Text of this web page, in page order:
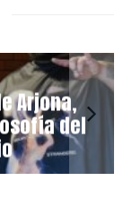
Arjona,
del